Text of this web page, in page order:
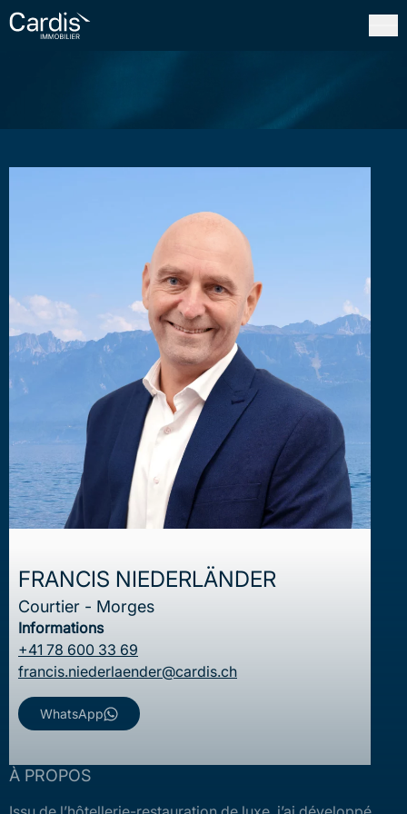
À PROPOS
FRANCIS NIEDERLÄNDER
Courtier - Morges
Informations
+41 78 600 33 69
francis.niederlaender@cardis.ch
WhatsApp